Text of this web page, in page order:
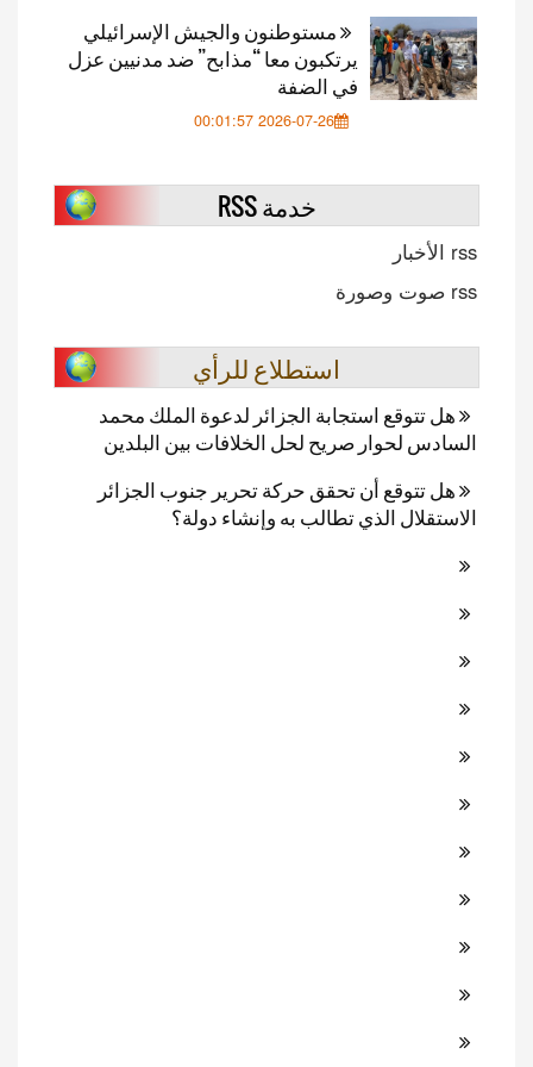
مستوطنون والجيش الإسرائيلي
يرتكبون معا “مذابح” ضد مدنيين عزل
في الضفة
2026-07-26 00:01:57
خدمة RSS
rss الأخبار
rss صوت وصورة
استطلاع للرأي
هل تتوقع استجابة الجزائر لدعوة الملك محمد
السادس لحوار صريح لحل الخلافات بين البلدين
هل تتوقع أن تحقق حركة تحرير جنوب الجزائر
الاستقلال الذي تطالب به وإنشاء دولة؟